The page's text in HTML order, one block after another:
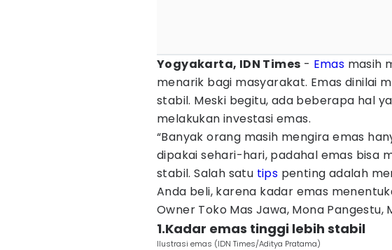
Yogyakarta, IDN Times - Emas masih
menarik bagi masyarakat. Emas dinilai
stabil. Meski begitu, ada beberapa hal
melakukan investasi emas.
“Banyak orang masih mengira emas
dipakai sehari-hari, padahal emas bisa
stabil. Salah satu tips penting adalah
Anda beli, karena kadar emas
Owner Toko Mas Jawa, Mona Pangestu,
1.Kadar emas tinggi lebih stabil
Ilustrasi emas (IDN Times/Aditya Pratama)